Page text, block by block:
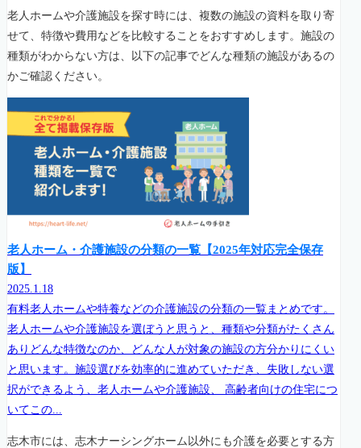
老人ホームや介護施設を探す時には、複数の施設の資料を取り寄
せて、特徴や費用などを比較することをおすすめします。施設の
種類がわからない方は、以下の記事でどんな種類の施設があるの
かご確認ください。
老人ホーム・介護施設の分類の一覧【2025年対応完全保存
版】
2025.1.18
有料老人ホームや特養などの介護施設の分類の一覧まとめです。
老人ホームや介護施設を選ぼうと思うと、種類や分類がたくさん
ありどんな特徴なのか、どんな人が対象の施設の方分かりにくい
と思います。施設選びを効率的に進めていただき、失敗しない選
択ができるよう、老人ホームや介護施設、 高齢者向けの住宅につ
いてこの...
志木市には、志木ナーシングホーム以外にも介護を必要とする方